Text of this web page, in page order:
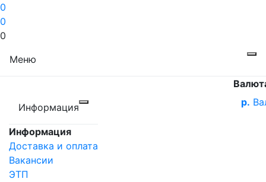
0
0
0
Меню
Информация
Информация
Доставка и оплата
Вакансии
ЭТП
р.